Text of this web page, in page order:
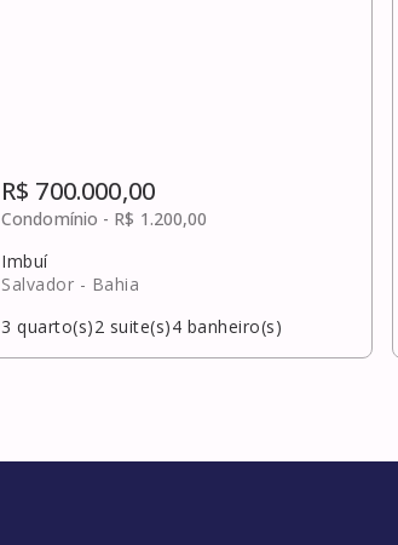
R$ 700.000,00
Condomínio - R$ 1.200,00
Imbuí
Salvador - Bahia
3 quarto(s)2 suite(s)4 banheiro(s)